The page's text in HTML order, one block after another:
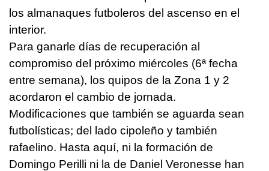
los almanaques futboleros del ascenso en el
interior.
Para ganarle días de recuperación al
compromiso del próximo miércoles (6ª fecha
entre semana), los quipos de la Zona 1 y 2
acordaron el cambio de jornada.
Modificaciones que también se aguarda sean
futbolísticas; del lado cipoleño y también
rafaelino. Hasta aquí, ni la formación de
Domingo Perilli ni la de Daniel Veronesse han